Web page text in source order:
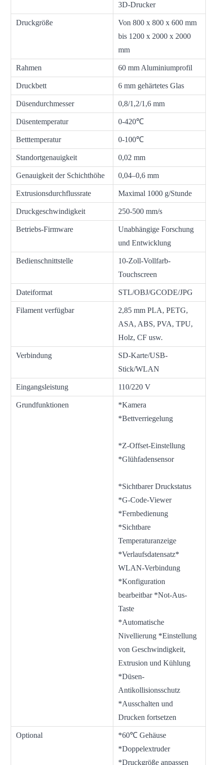
3D-Drucker
Druckgröße
Von 800 x 800 x 600 mm
bis 1200 x 2000 x 2000
mm
Rahmen 60 mm Aluminiumprofil
Druckbett 6 mm gehärtetes Glas
Düsendurchmesser 0,8/1,2/1,6 mm
Düsentemperatur 0-420℃
Betttemperatur 0-100℃
Standortgenauigkeit 0,02 mm
Genauigkeit der Schichthöhe 0,04–0,6 mm
Extrusionsdurchflussrate Maximal 1000 g/Stunde
Druckgeschwindigkeit 250-500 mm/s
Betriebs-Firmware
Unabhängige Forschung
und Entwicklung
Bedienschnittstelle
10-Zoll-Vollfarb-
Touchscreen
Dateiformat STL/OBJ/GCODE/JPG
Filament verfügbar
2,85 mm PLA, PETG,
ASA, ABS, PVA, TPU,
Holz, CF usw.
Verbindung
SD-Karte/USB-
Stick/WLAN
Eingangsleistung 110/220 V
Grundfunktionen
*Kamera
*Bettverriegelung
*Z-Offset-Einstellung
*Glühfadensensor
*Sichtbarer Druckstatus
*G-Code-Viewer
*Fernbedienung
*Sichtbare
Temperaturanzeige
*Verlaufsdatensatz*
WLAN-Verbindung
*Konfiguration
bearbeitbar *Not-Aus-
Taste
*Automatische
Nivellierung *Einstellung
von Geschwindigkeit,
Extrusion und Kühlung
*Düsen-
Antikollisionsschutz
*Ausschalten und
Drucken fortsetzen
Optional
*60℃ Gehäuse
*Doppelextruder
*Druckgröße anpassen